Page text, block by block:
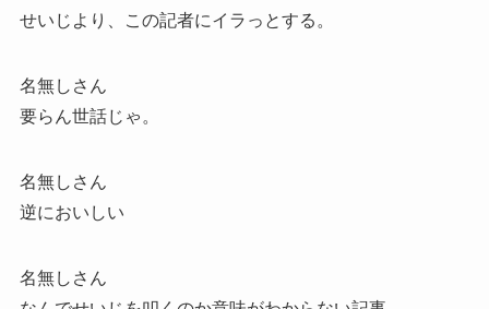
せいじより、この記者にイラっとする。
名無しさん
要らん世話じゃ。
名無しさん
逆においしい
名無しさん